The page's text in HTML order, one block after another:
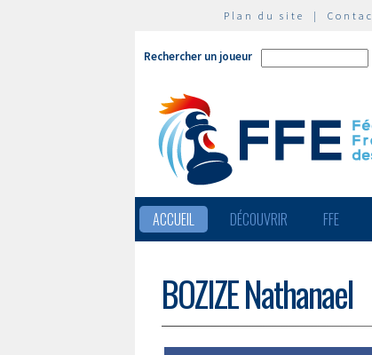
Plan du site |
Rechercher un joueur
ACCUEIL DÉCOUVRIR FFE
BOZIZE Nathanael